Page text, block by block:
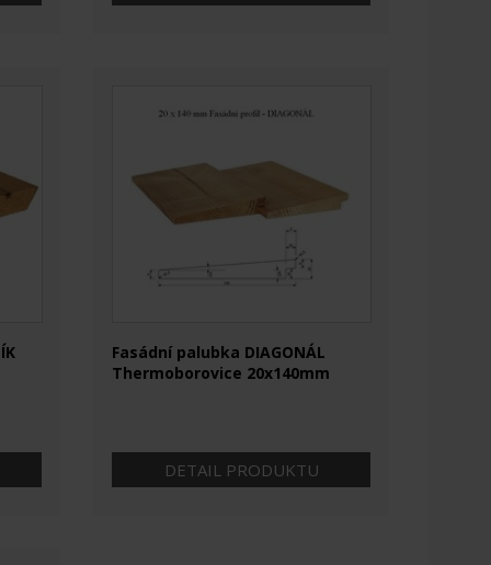
Fasádní palubka DIAGONÁL
Thermoborovice 20x140mm
DETAIL PRODUKTU